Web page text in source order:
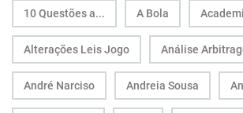
10 Questões a... A Bola
Alterações Leis Jogo Análise
André Narciso Andreia Sousa